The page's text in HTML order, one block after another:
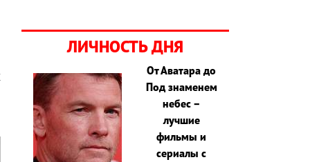
ЛИЧНОСТЬ ДНЯ
От Аватара до
Под знаменем
небес –
лучшие
фильмы и
сериалы с